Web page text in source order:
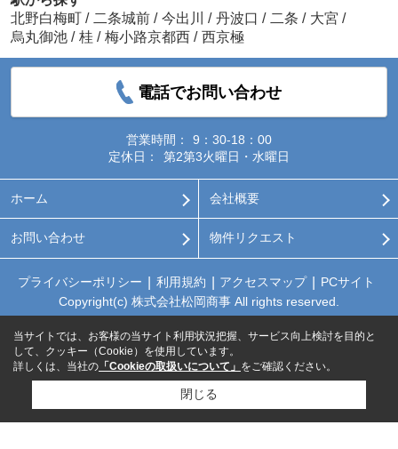
北野白梅町 / 二条城前 / 今出川 / 丹波口 / 二条 / 大宮 /
烏丸御池 / 桂 / 梅小路京都西 / 西京極
電話でお問い合わせ
営業時間：
9：30-18：00
定休日：
第2第3火曜日・水曜日
ホーム 会社概要
お問い合わせ 物件リクエスト
プライバシーポリシー 利用規約 アクセスマップ
PCサイト
Copyright(c) 株式会社松岡商事 All rights reserved.
当サイトでは、お客様の当サイト利用状況把握、サービス向上検討を目的と
して、クッキー（Cookie）を使用しています。
詳しくは、当社の 「Cookieの取扱いについて」 をご確認ください。
閉じる